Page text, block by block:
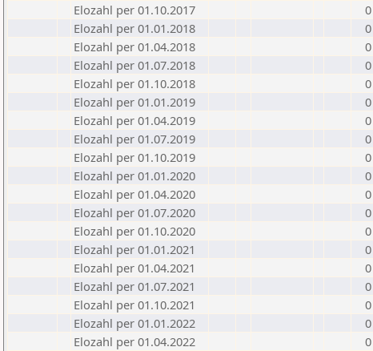
Elozahl per 01.10.2017
0
Elozahl per 01.01.2018
0
Elozahl per 01.04.2018
0
Elozahl per 01.07.2018
0
Elozahl per 01.10.2018
0
Elozahl per 01.01.2019
0
Elozahl per 01.04.2019
0
Elozahl per 01.07.2019
0
Elozahl per 01.10.2019
0
Elozahl per 01.01.2020
0
Elozahl per 01.04.2020
0
Elozahl per 01.07.2020
0
Elozahl per 01.10.2020
0
Elozahl per 01.01.2021
0
Elozahl per 01.04.2021
0
Elozahl per 01.07.2021
0
Elozahl per 01.10.2021
0
Elozahl per 01.01.2022
0
Elozahl per 01.04.2022
0